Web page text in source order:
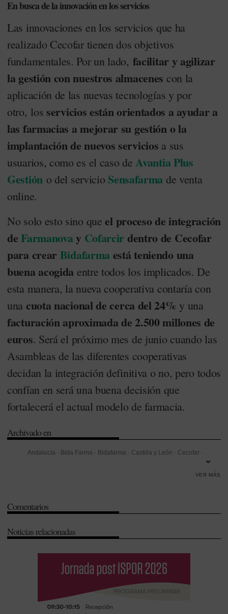
En busca de la innovación en los servicios
Las innovaciones en los servicios que ha
realizado Cecofar tienen dos objetivos
fundamentales. Por un lado, facilitar y agilizar
la gestión con nuestros almacenes con la
aplicación de las nuevas tecnologías y por
otro, los servicios están orientados a ayudar a
las farmacias a mejorar su gestión o la
implantación de nuevos servicios a sus
usuarios, como es el caso de Avantia Plus
Gestión o del servicio Sensafarma de venta
online.
No solo esto sino queel proceso de integración
deFarmanovay Cofarcirdentro de Cecofar
para crearBidafarmaestá teniendo una
buena acogida entre todos los implicados. De
esta manera, la nueva cooperativa contaría con
una cuota nacional de cerca del 24% y una
facturación aproximada de 2.500 millones de
euros. Será el próximo mes de junio cuando las
Asambleas de las diferentes cooperativas
decidan la integración definitiva o no, pero todos
confían en será una buena decisión que
fortalecerá el actual modelo de farmacia.
Archivado en
Andalucía - Bida Farma - Bidafarma - Castilla y León - Cecofar -
VER MÁS
Comentarios
Noticias relacionadas